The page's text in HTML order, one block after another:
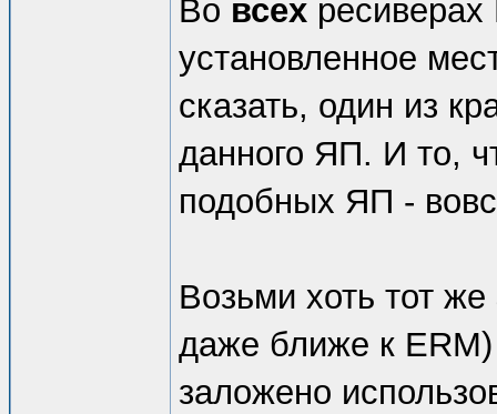
Во всех ресиверах
установленное
сказать, один из
данного ЯП. И то,
подобных ЯП -
Возьми хоть тот же
даже ближе к
заложено